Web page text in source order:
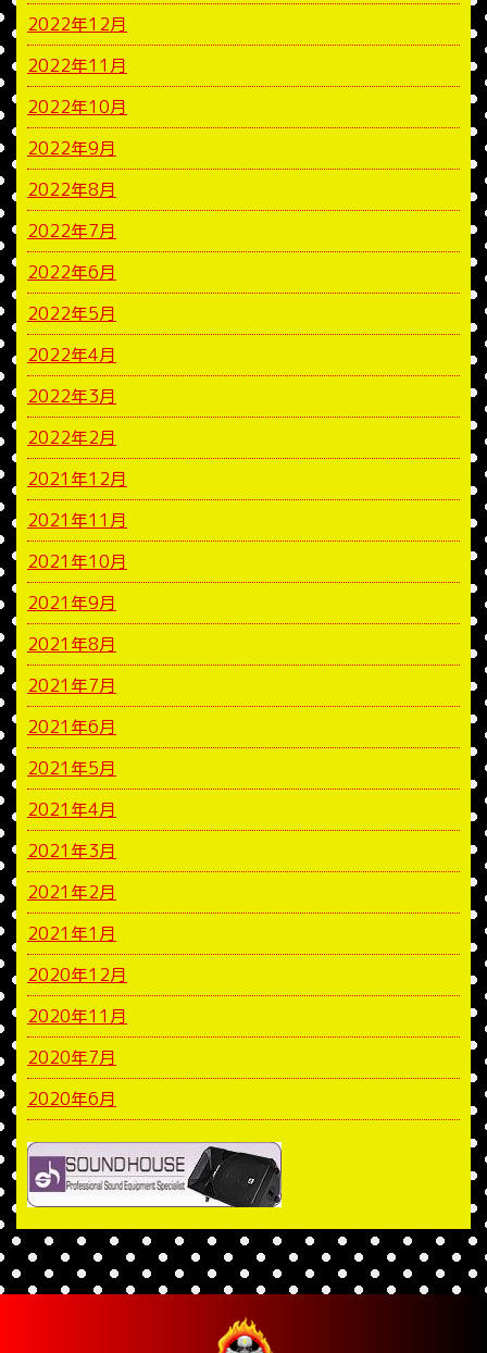
2022年12月
2022年11月
2022年10月
2022年9月
2022年8月
2022年7月
2022年6月
2022年5月
2022年4月
2022年3月
2022年2月
2021年12月
2021年11月
2021年10月
2021年9月
2021年8月
2021年7月
2021年6月
2021年5月
2021年4月
2021年3月
2021年2月
2021年1月
2020年12月
2020年11月
2020年7月
2020年6月